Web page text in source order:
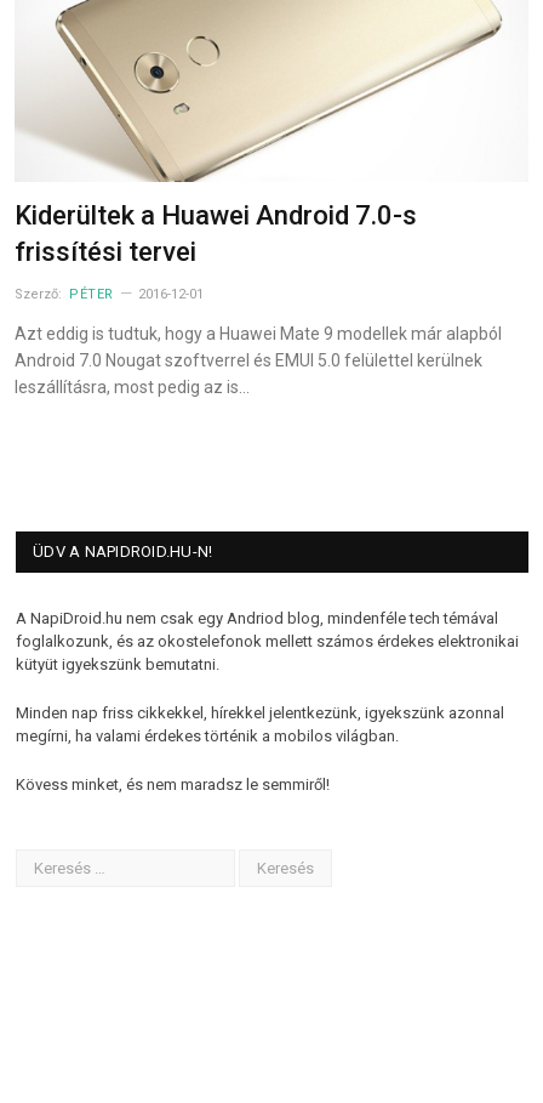
Kiderültek a Huawei Android 7.0-s
frissítési tervei
Szerző: PÉTER 2016-12-01
Azt eddig is tudtuk, hogy a Huawei Mate 9 modellek már alapból
Android 7.0 Nougat szoftverrel és EMUI 5.0 felülettel kerülnek
leszállításra, most pedig az is…
ÜDV A NAPIDROID.HU-N!
A NapiDroid.hu nem csak egy Andriod blog, mindenféle tech témával
foglalkozunk, és az okostelefonok mellett számos érdekes elektronikai
kütyüt igyekszünk bemutatni.
Minden nap friss cikkekkel, hírekkel jelentkezünk, igyekszünk azonnal
megírni, ha valami érdekes történik a mobilos világban.
Kövess minket, és nem maradsz le semmiről!